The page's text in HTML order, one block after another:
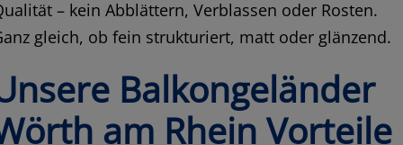
– kein Abblättern, Verblassen oder Rosten.
gleich, ob fein strukturiert, matt oder glänzend.
Balkongeländer
am Rhein Vorteile